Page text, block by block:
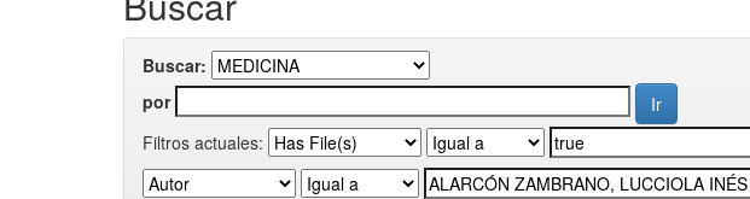
Buscar:
por
Filtros actuales: